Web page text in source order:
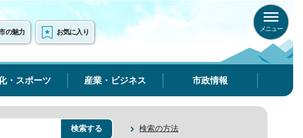
の魅力 お気に入り メニュー
・スポーツ 産業・ビジネス 市政情報
検索の方法